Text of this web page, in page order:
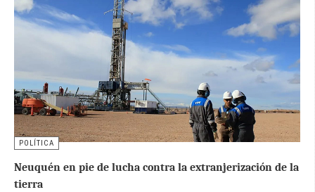
POLÍTICA
Neuquén en pie de lucha contra la extranjerización de la
tierra